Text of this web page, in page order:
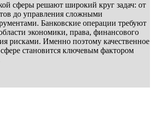
сферы решают широкий круг задач: от
до управления сложными
Банковские операции требуют
экономики, права, финансового
рисками. Именно поэтому качественное
становится ключевым фактором